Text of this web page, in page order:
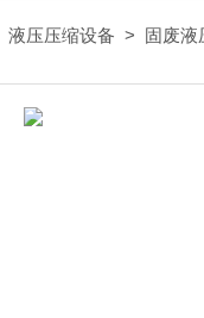
液压压缩设备 > 固废液